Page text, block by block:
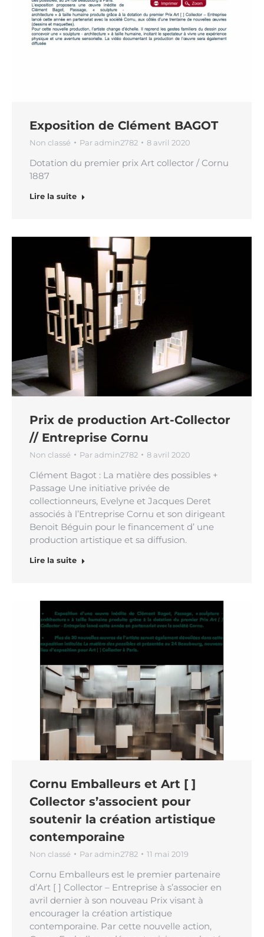
Exposition de Clément BAGOT
Non classé Par admin2782 8 avril 2020
Dotation du premier prix Art collector / Cornu
1887
Lire la suite
Prix de production Art-Collector
// Entreprise Cornu
Non classé Par admin2782 8 avril 2020
Clément Bagot : La matière des possibles +
Passage Une initiative privée de
collectionneurs, Evelyne et Jacques Deret
associés à l’Entreprise Cornu et son dirigeant
Benoit Béguin pour le financement d’ une
production artistique et sa diffusion.
Lire la suite
Cornu Emballeurs et Art [ ]
Collector s’associent pour
soutenir la création artistique
contemporaine
Non classé Par admin2782 11 mai 2019
Cornu Emballeurs est le premier partenaire
d’Art [ ] Collector – Entreprise à s’associer en
avril dernier à son nouveau Prix visant à
encourager la création artistique
contemporaine. Par cette nouvelle action,